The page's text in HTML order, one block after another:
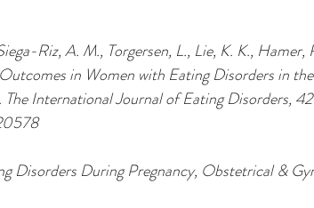
Riz, A. M., Torgersen, L., Lie, K. K.,
in Women with Eating Disorders in
International Journal of Eating Disorders,
Disorders During Pregnancy, Obstetrical &